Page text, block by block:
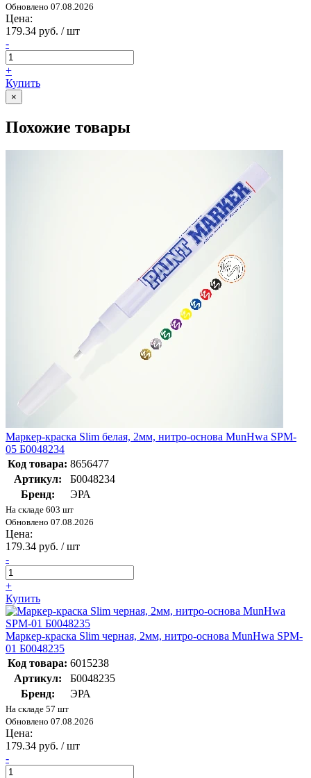
Обновлено 07.08.2026
Цена:
179.34 руб. / шт
-
+
Купить
×
Похожие товары
Маркер-краска Slim белая, 2мм, нитро-основа MunHwa SPM-
05 Б0048234
Код товара: 8656477
Артикул:
Б0048234
Бренд:
ЭРА
На складе 603 шт
Обновлено 07.08.2026
Цена:
179.34 руб. / шт
-
+
Купить
Маркер-краска Slim черная, 2мм, нитро-основа MunHwa SPM-
01 Б0048235
Код товара: 6015238
Артикул:
Б0048235
Бренд:
ЭРА
На складе 57 шт
Обновлено 07.08.2026
Цена:
179.34 руб. / шт
-